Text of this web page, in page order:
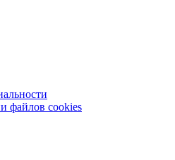
файлов cookies